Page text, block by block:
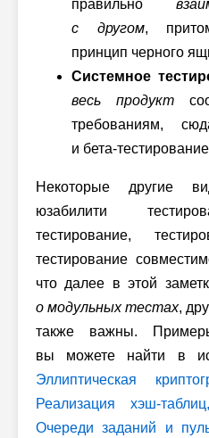
правильно
с другом,
принцип черного
Системное
весь продукт
требованиям,
и бета-тестирование
Некоторые другие
юзабилити
тестирование,
тестирование
что далее в этой
о модульных тестах,
также важны.
вы можете найти в
Эллиптическая
Реализация хэш-
Очереди заданий и